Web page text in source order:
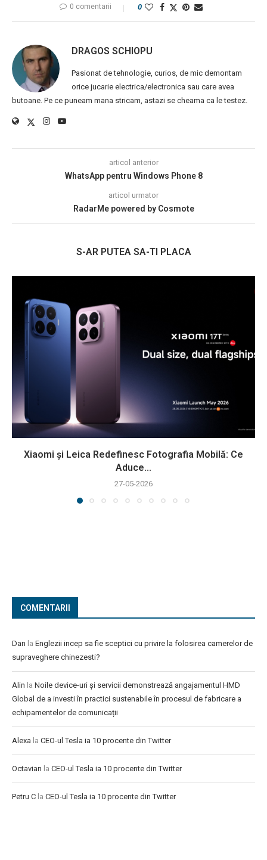
0 comentarii 0
DRAGOS SCHIOPU
Pasionat de tehnologie, curios, de mic demontam
orice jucarie electrica/electronica sau care avea
butoane. Pe ce puneam mana stricam, astazi se cheama ca le testez.
articol anterior
WhatsApp pentru Windows Phone 8
articol urmator
RadarMe powered by Cosmote
S-AR PUTEA SA-TI PLACA
Xiaomi și Leica Redefinesc Fotografia Mobilă: Ce
Aduce...
27-05-2026
COMENTARII
Dan la Englezii incep sa fie sceptici cu privire la folosirea camerelor de
supraveghere chinezesti?
Alin la Noile device-uri și servicii demonstrează angajamentul HMD
Global de a investi în practici sustenabile în procesul de fabricare a
echipamentelor de comunicații
Alexa la CEO-ul Tesla ia 10 procente din Twitter
Octavian la CEO-ul Tesla ia 10 procente din Twitter
Petru C la CEO-ul Tesla ia 10 procente din Twitter